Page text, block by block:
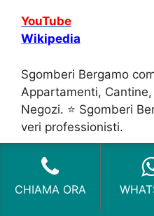
YouTube
Wikipedia
Sgomberi Bergamo
Appartamenti,
Negozi. ⭐ Sgomberi
veri professionisti.
CHIAMA ORA